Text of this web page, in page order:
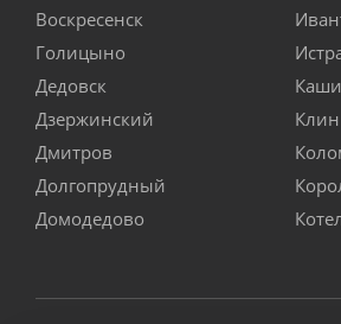
Воскресенск
Голицыно
Дедовск
Дзержинский
Дмитров
Долгопрудный
Домодедово
Клин